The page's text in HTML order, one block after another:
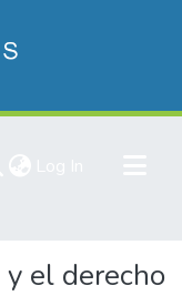
y el derecho